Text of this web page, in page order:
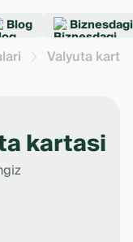
Blog
Valyuta
kartasi